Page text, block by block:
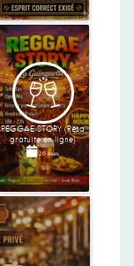
REGGAE STORY (Résa
gratuite en ligne)
20 mars